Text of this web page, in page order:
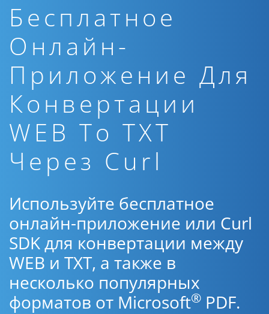
Бесплатное
Онлайн-
Приложение Для
Конвертации
WEB To TXT
Через Curl
Используйте бесплатное
онлайн-приложение или Curl
SDK для конвертации между
WEB и TXT, а также в
несколько популярных
форматов от Microsoft® PDF.